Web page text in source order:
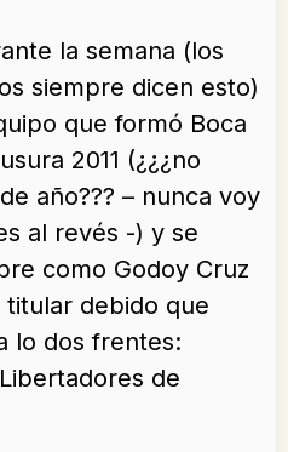
la semana (los
siempre dicen esto)
que formó Boca
2011 (¿¿¿no
año??? – nunca voy
al revés -) y se
como Godoy Cruz
debido que
lo dos frentes:
de